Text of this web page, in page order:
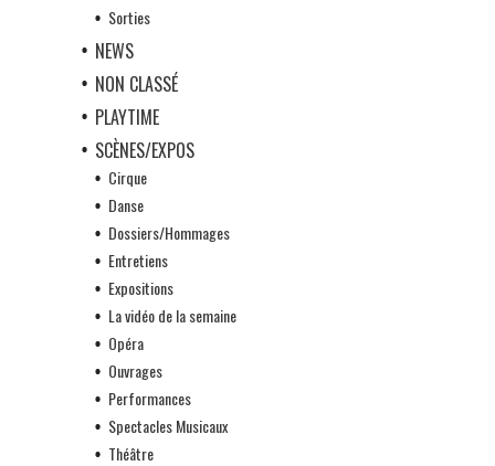
Sorties
NEWS
NON CLASSÉ
PLAYTIME
SCÈNES/EXPOS
Cirque
Danse
Dossiers/Hommages
Entretiens
Expositions
La vidéo de la semaine
Opéra
Ouvrages
Performances
Spectacles Musicaux
Théâtre